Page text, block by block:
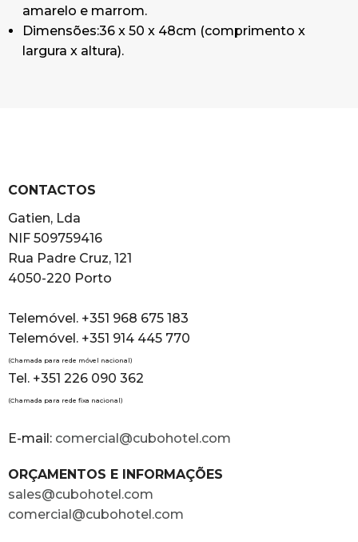
amarelo e marrom.
Dimensões:36 x 50 x 48cm (comprimento x
largura x altura).
CONTACTOS
Gatien, Lda
NIF 509759416
Rua Padre Cruz, 121
4050-220 Porto
Telemóvel. +351 968 675 183
Telemóvel. +351 914 445 770
(Chamada para rede móvel nacional)
Tel. +351 226 090 362
(Chamada para rede fixa nacional)
E-mail: comercial@cubohotel.com
ORÇAMENTOS E INFORMAÇÕES
sales@cubohotel.com
comercial@cubohotel.com